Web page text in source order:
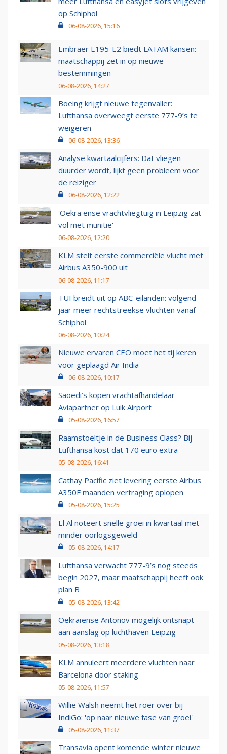
op Schiphol
06-08-2026, 15:16
Embraer E195-E2 biedt LATAM kansen:
maatschappij zet in op nieuwe
bestemmingen
06-08-2026, 14:27
Boeing krijgt nieuwe tegenvaller:
Lufthansa overweegt eerste 777-9’s te
weigeren
06-08-2026, 13:36
Analyse kwartaalcijfers: Dat vliegen
duurder wordt, lijkt geen probleem voor
de reiziger
06-08-2026, 12:22
'Oekraïense vrachtvliegtuig in Leipzig zat
vol met munitie'
06-08-2026, 12:20
KLM stelt eerste commerciële vlucht met
Airbus A350-900 uit
06-08-2026, 11:17
TUI breidt uit op ABC-eilanden: volgend
jaar meer rechtstreekse vluchten vanaf
Schiphol
06-08-2026, 10:24
Nieuwe ervaren CEO moet het tij keren
voor geplaagd Air India
06-08-2026, 10:17
Saoedi’s kopen vrachtafhandelaar
Aviapartner op Luik Airport
05-08-2026, 16:57
Raamstoeltje in de Business Class? Bij
Lufthansa kost dat 170 euro extra
05-08-2026, 16:41
Cathay Pacific ziet levering eerste Airbus
A350F maanden vertraging oplopen
05-08-2026, 15:25
El Al noteert snelle groei in kwartaal met
minder oorlogsgeweld
05-08-2026, 14:17
Lufthansa verwacht 777-9’s nog steeds
begin 2027, maar maatschappij heeft ook
plan B
05-08-2026, 13:42
Oekraïense Antonov mogelijk ontsnapt
aan aanslag op luchthaven Leipzig
05-08-2026, 13:18
KLM annuleert meerdere vluchten naar
Barcelona door staking
05-08-2026, 11:57
Willie Walsh neemt het roer over bij
IndiGo: 'op naar nieuwe fase van groei'
05-08-2026, 11:37
Transavia opent komende winter nieuwe